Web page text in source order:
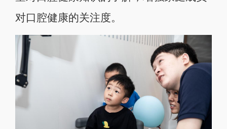
对口腔健康的关注度。